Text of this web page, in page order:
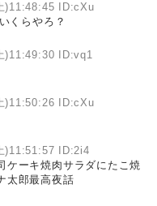
)11:48:45 ID:cXu
くらやろ？
)11:49:30 ID:vq1
)11:50:26 ID:cXu
)11:51:57 ID:2i4
ケーキ焼肉サラダにたこ焼
太郎最高夜話